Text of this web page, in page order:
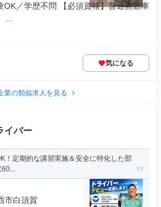
OK／学歴不問 【必須資格】普通自動車
...
気になる
業の類似求人を見る
イバー
！定期的な講習実施＆安全に特化した部
市白須賀